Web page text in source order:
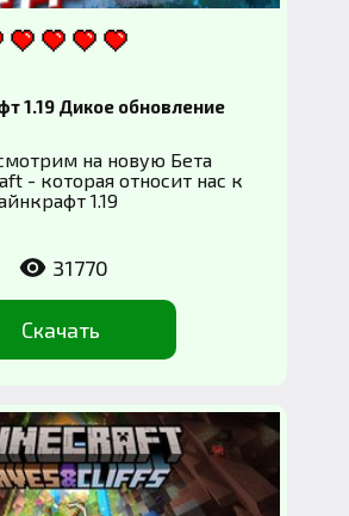
1.19 Дикое обновление
на новую Бета
- которая относит нас к
1.19
Скачать
31770